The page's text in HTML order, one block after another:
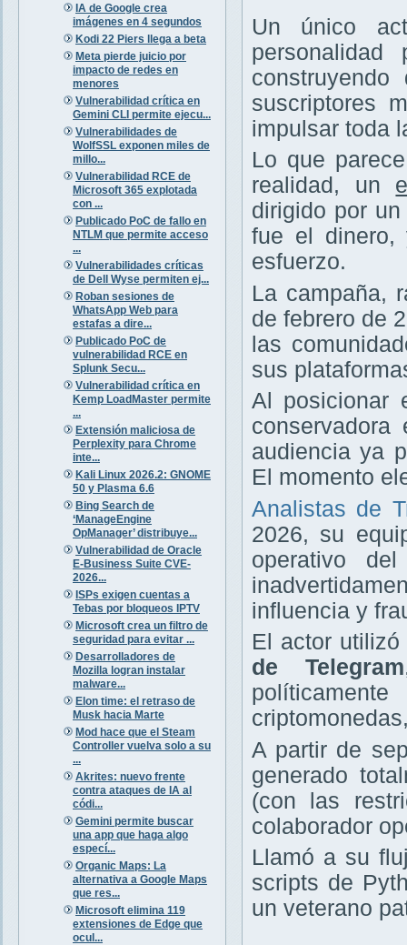
IA de Google crea
imágenes en 4 segundos
Kodi 22 Piers llega a beta
Meta pierde juicio por
impacto de redes en
menores
Vulnerabilidad crítica en
Gemini CLI permite ejecu...
Vulnerabilidades de
WolfSSL exponen miles de
millo...
Vulnerabilidad RCE de
Microsoft 365 explotada
con ...
Publicado PoC de fallo en
NTLM que permite acceso
...
Vulnerabilidades críticas
de Dell Wyse permiten ej...
Roban sesiones de
WhatsApp Web para
estafas a dire...
Publicado PoC de
vulnerabilidad RCE en
Splunk Secu...
Vulnerabilidad crítica en
Kemp LoadMaster permite
...
Extensión maliciosa de
Perplexity para Chrome
inte...
Kali Linux 2026.2: GNOME
50 y Plasma 6.6
Bing Search de
‘ManageEngine
OpManager’ distribuye...
Vulnerabilidad de Oracle
E-Business Suite CVE-
2026...
ISPs exigen cuentas a
Tebas por bloqueos IPTV
Microsoft crea un filtro de
seguridad para evitar ...
Desarrolladores de
Mozilla logran instalar
malware...
Elon time: el retraso de
Musk hacia Marte
Mod hace que el Steam
Controller vuelva solo a su
...
Akrites: nuevo frente
contra ataques de IA al
códi...
Gemini permite buscar
una app que haga algo
especí...
Organic Maps: La
alternativa a Google Maps
que res...
Microsoft elimina 119
extensiones de Edge que
ocul...
Un único
suscriptores
impulsar toda
Lo que
realidad, un
dirigido por
fue el
esfuerzo.
La campaña,
de febrero de
las
sus
Al posicionar
conservadora
audiencia ya
El momento
Analistas de
2026, su
operativo
influencia y
El actor
de Telegram
A partir de
generado
(con las
colaborador
Llamó a su
scripts de
un veterano